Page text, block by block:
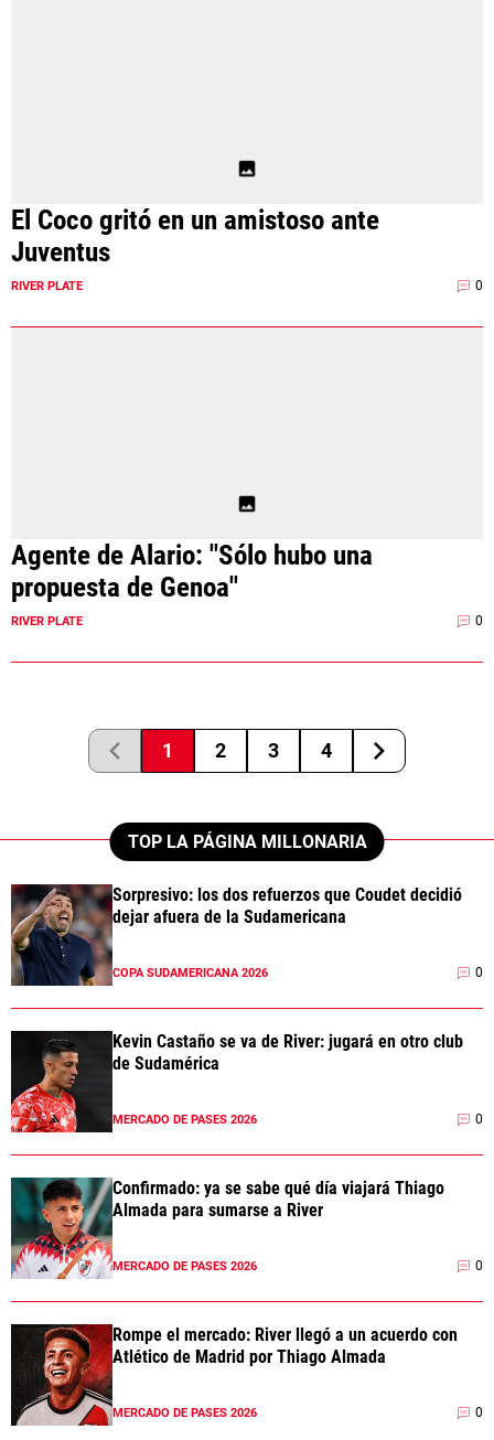
El Coco gritó en un amistoso ante
Juventus
RIVER PLATE 0
Agente de Alario: "Sólo hubo una
propuesta de Genoa"
RIVER PLATE 0
1 2 3 4
TOP LA PÁGINA MILLONARIA
Sorpresivo: los dos refuerzos que Coudet decidió
dejar afuera de la Sudamericana
COPA SUDAMERICANA 2026 0
Kevin Castaño se va de River: jugará en otro club
de Sudamérica
MERCADO DE PASES 2026 0
Confirmado: ya se sabe qué día viajará Thiago
Almada para sumarse a River
MERCADO DE PASES 2026 0
Rompe el mercado: River llegó a un acuerdo con
Atlético de Madrid por Thiago Almada
MERCADO DE PASES 2026 0